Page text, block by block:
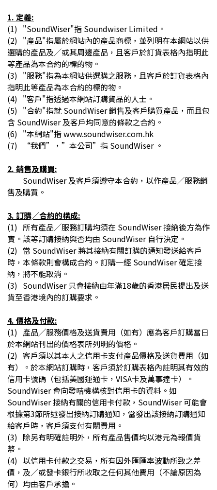
1. 定義:
(1) "SoundWiser"指 Soundwiser Limited。
(2) "產品"指屬於網站內的產品商標，並列明在本網站以供
選購的產品及╱或其周邊產品，且客戶於訂貨表格內指明此
等產品為本合約的標的物。
(3) "服務"指為本網站供選購之服務，且客戶於訂貨表格內
指明此等產品為本合約的標的物。
(4) "客戶"指透過本網站訂購貨品的人士。
(5) "合約"指就 SoundWiser 銷售及客戶購買產品，而且包
含 SoundWiser 及客戶均同意的條款之合約。
(6) "本網站"指 www.soundwiser.com.hk
(7)
“我們”，”本公司”指 SoundWiser 。
2. 銷售及購買:
SoundWiser 及客戶須遵守本合約，以作產品╱服務銷
售及購買。
3. 訂購╱合約的構成:
(1) 所有產品╱服務訂購均須在 SoundWiser 接納後方為作
實。該等訂購接納與否均由 SoundWiser 自行決定。
(2) 當 SoundWiser 將其接納有關訂購的通知發送給客戶
時，本條款則會構成合約。訂購一經 SoundWiser 確定接
納，將不能取消。
(3) SoundWiser 只會接納由年滿18歲的香港居民提出及送
貨至香港境內的訂購要求。
4. 價格及付款:
(1) 產品╱服務價格及送貨費用（如有）應為客戶訂購當日
於本網站刊出的價格表所列明的價格。
(2) 客戶須以其本人之信用卡支付產品價格及送貨費用（如
有）。於本網站訂購時，客戶須於訂購表格內註明其有效的
信用卡號碼（包括美國運通卡，VISA卡及萬事達卡）。
SoundWiser 會向發咭機構核對信用卡的資料。如
SoundWiser 接納有關的信用卡付款，SoundWiser 可能會
根據第3節所述發出接納訂購通知，當發出該接納訂購通知
給客戶時，客戶須支付有關費用。
(3) 除另有明確註明外，所有產品售價均以港元為報價貨
幣。
(4) 以信用卡付款之交易，所有因外匯匯率波動所致之差
價，及／或發卡銀行所收取之任何其他費用（不論原因為
何）均由客戶承擔。